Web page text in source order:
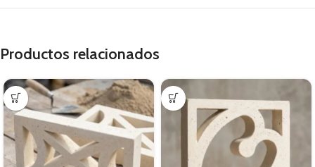
Productos relacionados